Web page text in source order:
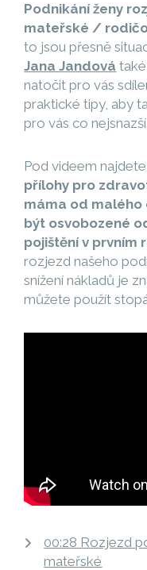
Podnikání ženy
mateřské /
to jsou přesně
Jana Jandová
natočit pro vás
praktické tipy, aby
pro vás co nejsnazší.
Pod videem
přílohy pro
máma od
být osvobozené
pojištění v prvním
rozjezd našeho
snížení nákladů je
můžete použít
00:28 Rozjezd
mateřské